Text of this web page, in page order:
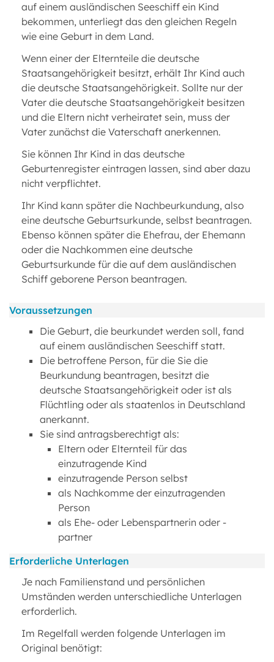
auf einem ausländischen Seeschiff ein Kind
bekommen, unterliegt das den gleichen Regeln
wie eine Geburt in dem Land.
Wenn einer der Elternteile die deutsche
Staatsangehörigkeit besitzt, erhält Ihr Kind auch
die deutsche Staatsangehörigkeit. Sollte nur der
Vater die deutsche Staatsangehörigkeit besitzen
und die Eltern nicht verheiratet sein, muss der
Vater zunächst die Vaterschaft anerkennen.
Sie können Ihr Kind in das deutsche
Geburtenregister eintragen lassen, sind aber dazu
nicht verpflichtet.
Ihr Kind kann später die Nachbeurkundung, also
eine deutsche Geburtsurkunde, selbst beantragen.
Ebenso können später die Ehefrau, der Ehemann
oder die Nachkommen eine deutsche
Geburtsurkunde für die auf dem ausländischen
Schiff geborene Person beantragen.
Voraussetzungen
Die Geburt, die beurkundet werden soll, fand
auf einem ausländischen Seeschiff statt.
Die betroffene Person, für die Sie die
Beurkundung beantragen, besitzt die
deutsche Staatsangehörigkeit oder ist als
Flüchtling oder als staatenlos in Deutschland
anerkannt.
Sie sind antragsberechtigt als:
Eltern oder Elternteil für das
einzutragende Kind
einzutragende Person selbst
als Nachkomme der einzutragenden
Person
als Ehe- oder Lebenspartnerin oder -
partner
Erforderliche Unterlagen
Je nach Familienstand und persönlichen
Umständen werden unterschiedliche Unterlagen
erforderlich.
Im Regelfall werden folgende Unterlagen im
Original benötigt: